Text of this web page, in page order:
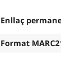
Enllaç
Format